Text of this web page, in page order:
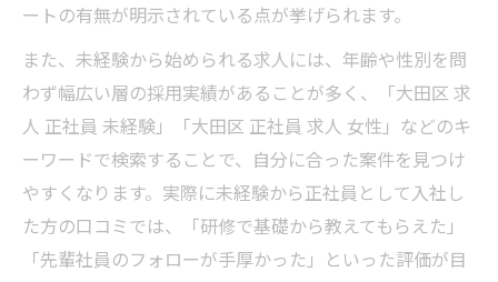
ートの有無が明示されている点が挙げられます。
また、未経験から始められる求人には、年齢や性別を問
わず幅広い層の採用実績があることが多く、「大田区 求
人 正社員 未経験」「大田区 正社員 求人 女性」などのキ
ーワードで検索することで、自分に合った案件を見つけ
やすくなります。実際に未経験から正社員として入社し
た方の口コミでは、「研修で基礎から教えてもらえた」
「先輩社員のフォローが手厚かった」といった評価が目